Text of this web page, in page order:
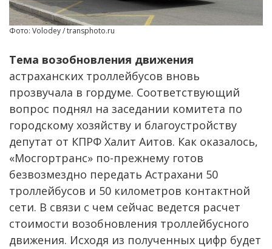
Фото: Volodey / transphoto.ru
Тема возобновления движения
астраханских троллейбусов вновь
прозвучала в гордуме. Соответствующий
вопрос поднял на заседании комитета по
городскому хозяйству и благоустройству
депутат от КПРФ Халит Аитов. Как оказалось,
«Мосгортранс» по-прежнему готов
безвозмездно передать Астрахани 50
троллейбусов и 50 километров контактной
сети. В связи с чем сейчас ведется расчет
стоимости возобновления троллейбусного
движения. Исходя из полученных цифр будет